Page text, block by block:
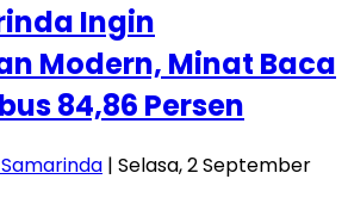
Ingin
Modern, Minat Baca
84,86 Persen
Samarinda | Selasa, 2 September